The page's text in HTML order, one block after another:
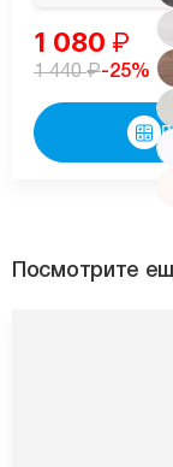
1 080 ₽
1 440₽-25%
Посмотрите